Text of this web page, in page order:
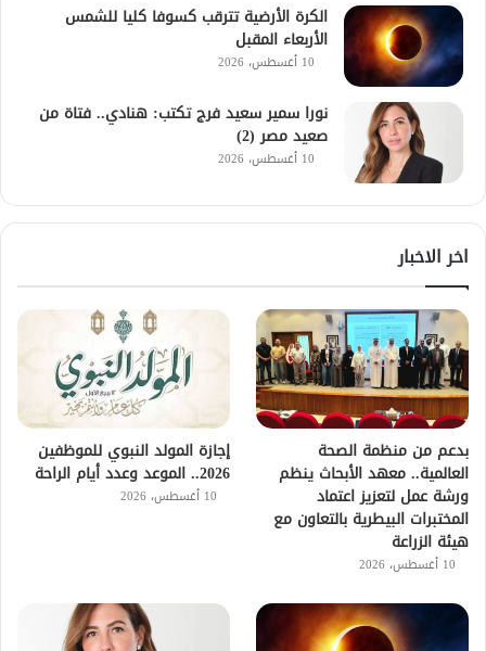
الكرة الأرضية تترقب كسوفا كليا للشمس
الأربعاء المقبل
10 أغسطس، 2026
نورا سمير سعيد فرج تكتب: هنادي.. فتاة من
صعيد مصر (2)
10 أغسطس، 2026
اخر الاخبار
بدعم من منظمة الصحة
العالمية.. معهد الأبحاث ينظم
ورشة عمل لتعزيز اعتماد
المختبرات البيطرية بالتعاون مع
هيئة الزراعة
10 أغسطس، 2026
إجازة المولد النبوي للموظفين
2026.. الموعد وعدد أيام الراحة
10 أغسطس، 2026